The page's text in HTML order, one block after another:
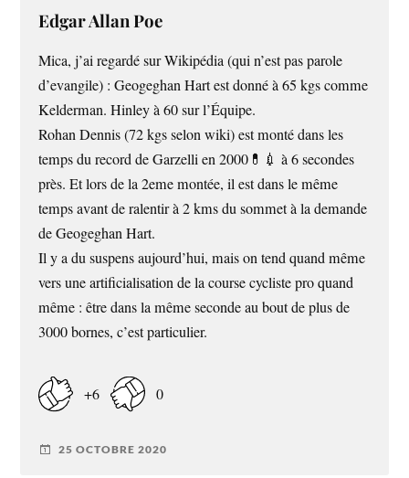
Edgar Allan Poe
Mica, j’ai regardé sur Wikipédia (qui n’est pas parole
d’evangile) : Geogeghan Hart est donné à 65 kgs comme
Kelderman. Hinley à 60 sur l’Équipe.
Rohan Dennis (72 kgs selon wiki) est monté dans les
temps du record de Garzelli en 2000💊💉 à 6 secondes
près. Et lors de la 2eme montée, il est dans le même
temps avant de ralentir à 2 kms du sommet à la demande
de Geogeghan Hart.
Il y a du suspens aujourd’hui, mais on tend quand même
vers une artificialisation de la course cycliste pro quand
même : être dans la même seconde au bout de plus de
3000 bornes, c’est particulier.
+6 0
25 OCTOBRE 2020